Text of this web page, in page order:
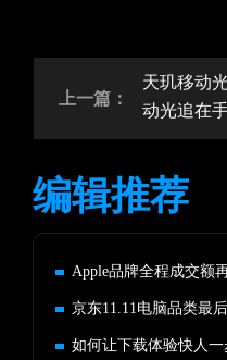
上一篇：
天玑移动
动光追在
编辑推荐
Apple品牌全程成交额